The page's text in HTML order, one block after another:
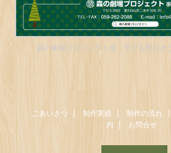
森の劇場プロジェクト様「子ども里山そ
ごあいさつ 制作実績 制作の流れ
内
お問合せ